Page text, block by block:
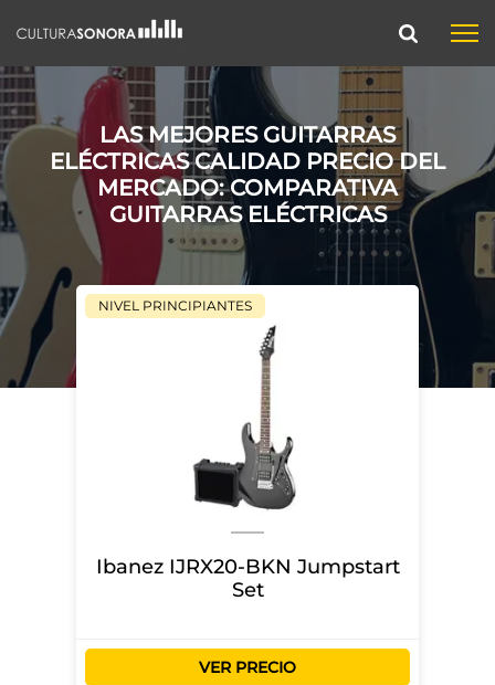
LAS MEJORES GUITARRAS
ELÉCTRICAS CALIDAD PRECIO DEL
MERCADO: COMPARATIVA
GUITARRAS ELÉCTRICAS
NIVEL PRINCIPIANTES
Ibanez IJRX20-BKN Jumpstart
Set
VER PRECIO